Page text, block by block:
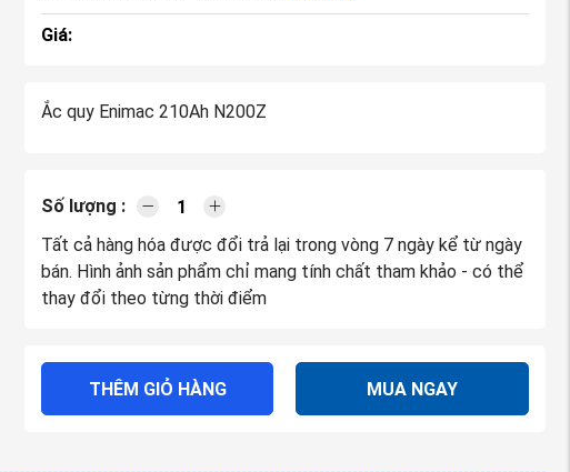
Giá:
Ắc quy Enimac 210Ah N200Z
Số lượng :
Tất cả hàng hóa được đổi trả lại trong vòng 7 ngày kể từ ngày
bán. Hình ảnh sản phẩm chỉ mang tính chất tham khảo - có thể
thay đổi theo từng thời điểm
THÊM GIỎ HÀNG MUA NGAY